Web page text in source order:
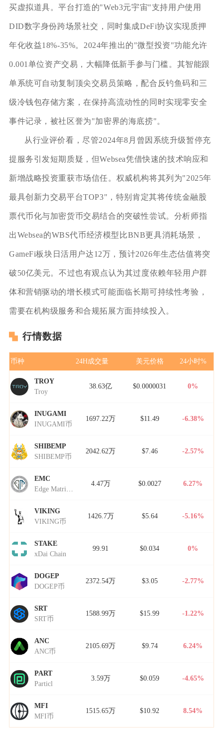
买虚拟道具。平台打造的"Web3元宇宙"支持用户使用
DID数字身份跨场景社交，同时集成DeFi协议实现质押
年化收益18%-35%。2024年推出的"微型投资"功能允许
0.001单位资产交易，大幅降低新手参与门槛。其智能跟
单系统可自动复制顶尖交易员策略，配合反钓鱼码和三
级冷钱包存储方案，在保持高流动性的同时实现零安全
事件记录，被社区誉为"加密界的海底捞"。
从行业评价看，尽管2024年8月曾因系统升级暂停充
提服务引发短期质疑，但Websea凭借快速的技术响应和
新增战略投资重获市场信任。权威机构将其列为"2025年
最具创新力交易平台TOP3"，特别肯定其将传统金融股
票代币化与加密货币交易结合的突破性尝试。分析师指
出Websea的WBS代币经济模型比BNB更具消耗场景，
GameFi板块日活用户达12万，预计2026年生态估值将突
破50亿美元。不过也有观点认为其过度依赖年轻用户群
体和营销驱动的增长模式可能面临长期可持续性考验，
需要在机构级服务和合规拓展方面持续投入。
行情数据
币种 24H成交量 美元价格 24小时%
TROY
Troy
38.63亿 $0.0000031 0%
INUGAMI
INUGAMI币
1697.22万 $11.49 -6.38%
SHIBEMP
SHIBEMP币
2042.62万 $7.46 -2.57%
EMC
Edge Matrix Chain
4.47万 $0.0027 6.27%
VIKING
VIKING币
1426.7万 $5.64 -5.16%
STAKE
xDai Chain
99.91 $0.034 0%
DOGEP
DOGEP币
2372.54万 $3.05 -2.77%
SRT
SRT币
1588.99万 $15.99 -1.22%
ANC
ANC币
2105.69万 $9.74 6.24%
PART
Particl
3.59万 $0.059 -4.65%
MFI
MFI币
1515.65万 $10.92 8.54%